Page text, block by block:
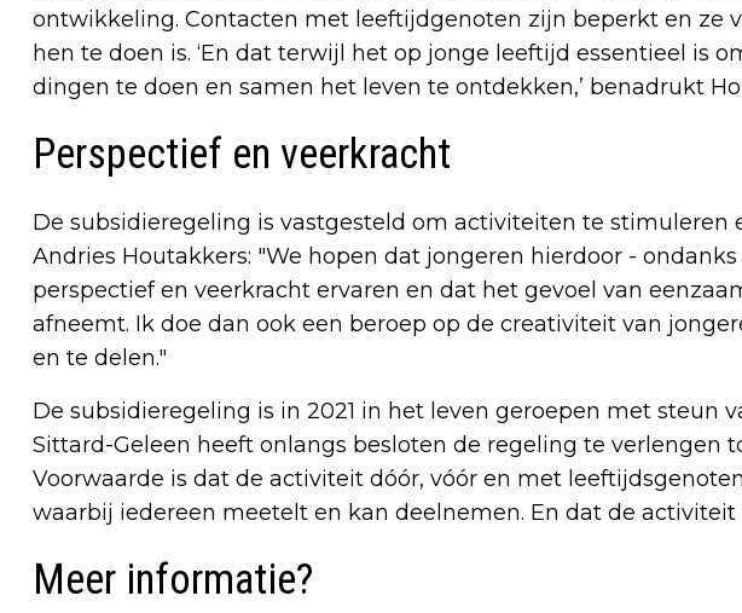
ontwikkeling. Contacten met leeftijdgenoten zijn beperkt en ze
hen te doen is. ‘En dat terwijl het op jonge leeftijd essentieel is
dingen te doen en samen het leven te ontdekken,’ benadrukt
Perspectief en veerkracht
De subsidieregeling is vastgesteld om activiteiten te stimuleren
Andries Houtakkers: "We hopen dat jongeren hierdoor -
perspectief en veerkracht ervaren en dat het gevoel van
afneemt. Ik doe dan ook een beroep op de creativiteit van
en te delen."
De subsidieregeling is in 2021 in het leven geroepen met steun
Sittard-Geleen heeft onlangs besloten de regeling te verlengen
Voorwaarde is dat de activiteit dóór, vóór en met
waarbij iedereen meetelt en kan deelnemen. En dat de
Meer informatie?